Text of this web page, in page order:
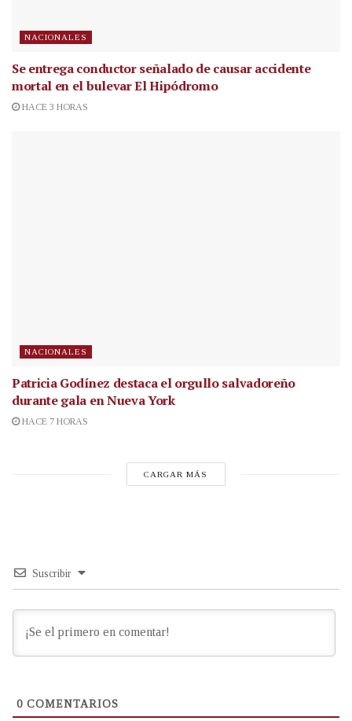
NACIONALES
Se entrega conductor señalado de causar accidente
mortal en el bulevar El Hipódromo
HACE 3 HORAS
NACIONALES
Patricia Godínez destaca el orgullo salvadoreño
durante gala en Nueva York
HACE 7 HORAS
CARGAR MÁS
Suscribir
0 COMENTARIOS